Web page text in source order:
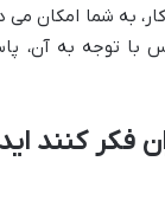
به شما امکان می
با توجه به آن،
فکر کنند